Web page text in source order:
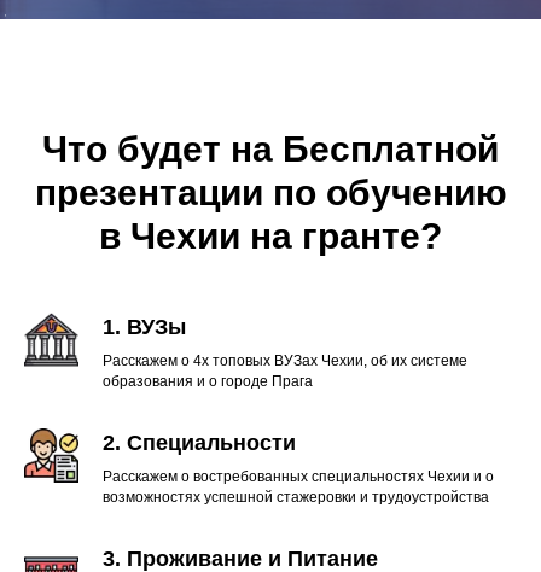
Что будет на Бесплатной
презентации по обучению
в Чехии на гранте?
1. ВУЗы
Расскажем о 4х топовых ВУЗах Чехии, об их системе
образования и о городе Прага
2. Специальности
Расскажем о востребованных специальностях Чехии и о
возможностях успешной стажеровки и трудоустройства
3. Проживание и Питание